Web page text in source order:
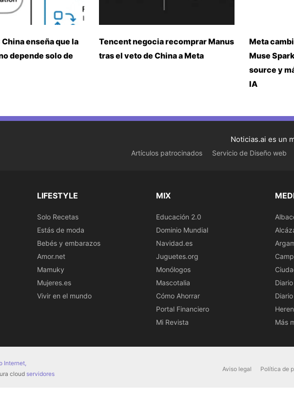
enseña que la
depende solo de
Tencent negocia recomprar Manus
tras el veto de China a Meta
Meta
Muse
source y
IA
Noticias.ai es un
Artículos patrocinados Servicio de Diseño web
LIFESTYLE
Solo Recetas
Estás de moda
Bebés y embarazos
Amor.net
Mamuky
Mujeres.es
Vivir en el mundo
MIX
Educación 2.0
Dominio Mundial
Navidad.es
Juguetes.org
Monólogos
Mascotalia
Cómo Ahorrar
Portal Financiero
Mi Revista
Más
Internet,
cloud servidores
Aviso legal Política de